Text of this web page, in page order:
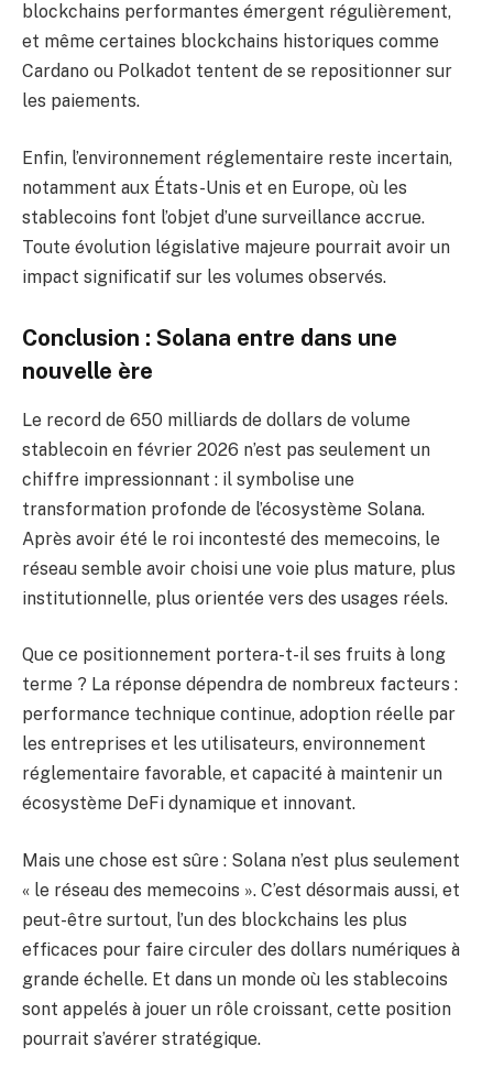
blockchains performantes émergent régulièrement,
et même certaines blockchains historiques comme
Cardano ou Polkadot tentent de se repositionner sur
les paiements.
Enfin, l’environnement réglementaire reste incertain,
notamment aux États-Unis et en Europe, où les
stablecoins font l’objet d’une surveillance accrue.
Toute évolution législative majeure pourrait avoir un
impact significatif sur les volumes observés.
Conclusion : Solana entre dans une
nouvelle ère
Le record de 650 milliards de dollars de volume
stablecoin en février 2026 n’est pas seulement un
chiffre impressionnant : il symbolise une
transformation profonde de l’écosystème Solana.
Après avoir été le roi incontesté des memecoins, le
réseau semble avoir choisi une voie plus mature, plus
institutionnelle, plus orientée vers des usages réels.
Que ce positionnement portera-t-il ses fruits à long
terme ? La réponse dépendra de nombreux facteurs :
performance technique continue, adoption réelle par
les entreprises et les utilisateurs, environnement
réglementaire favorable, et capacité à maintenir un
écosystème DeFi dynamique et innovant.
Mais une chose est sûre : Solana n’est plus seulement
« le réseau des memecoins ». C’est désormais aussi, et
peut-être surtout, l’un des blockchains les plus
efficaces pour faire circuler des dollars numériques à
grande échelle. Et dans un monde où les stablecoins
sont appelés à jouer un rôle croissant, cette position
pourrait s’avérer stratégique.